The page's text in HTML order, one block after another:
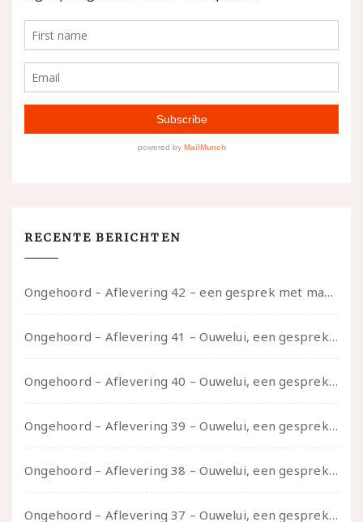
RECENTE BERICHTEN
Ongehoord – Aflevering 42 – een gesprek met marijn over seksueel opbloeien, het ouderschap uitvinden en verschillende leeftijden in je mee dragen
Ongehoord – Aflevering 41 – Ouwelui, een gesprek met Marcelle over polyamorie op latere leeftijd, (mantel)zorg voor je partners en seksueel plezier.
Ongehoord – Aflevering 40 – Ouwelui, een gesprek met Sadie Lune over vormende relaties en de geschiedenis van de queer pornobeweging
Ongehoord – Aflevering 39 – Ouwelui, een gesprek met Pepijn en Ivo over hun regenbooggezin, eigenzinnig ouder worden en Cruise Control
Ongehoord – Aflevering 38 – Ouwelui, een gesprek met vreer over behoefte aan geborgenheid en het behouden van je idealen
Ongehoord – Aflevering 37 – Ouwelui, een gesprek met non over seksualiteit, transitie en ageism